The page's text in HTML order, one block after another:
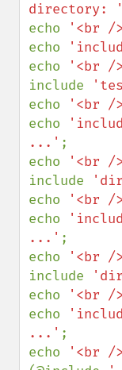
directory:
echo
'<br /
echo
echo
'<br /
include
echo
'<br /
echo
...' ;
echo
'<br /
include
echo
'<br /
echo
...' ;
echo
'<br /
include
echo
'<br /
echo
...' ;
echo
'<br /